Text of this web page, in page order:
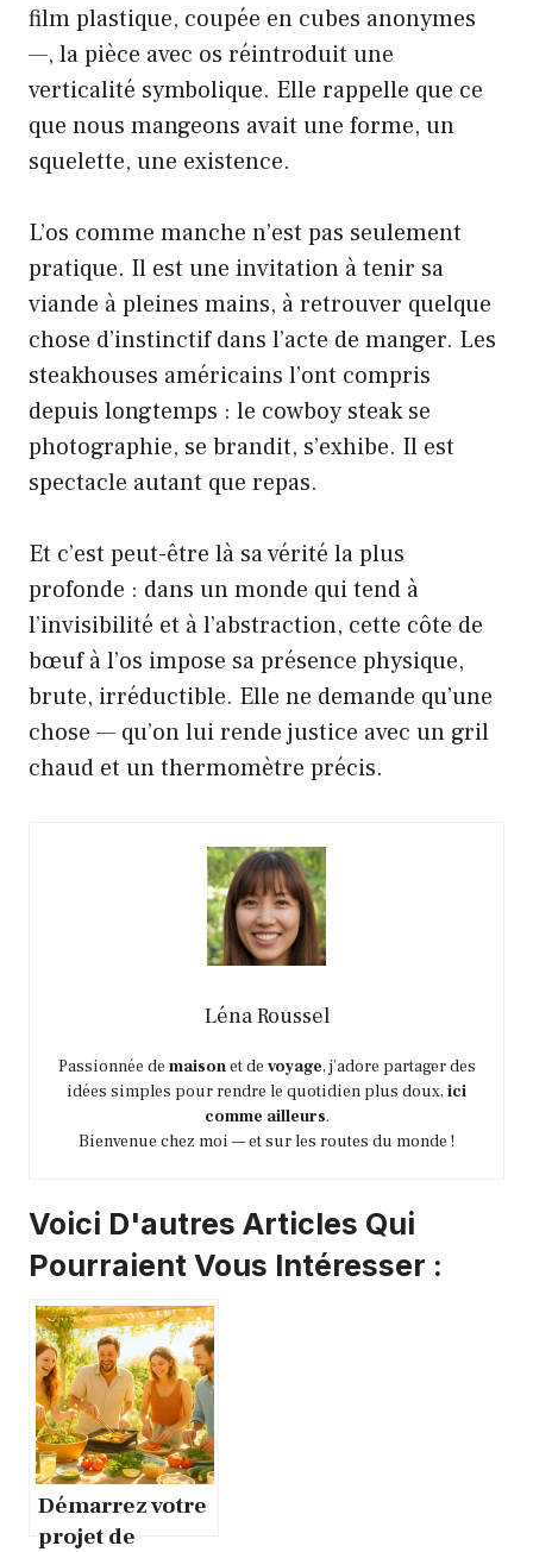
film plastique, coupée en cubes anonymes
—, la pièce avec os réintroduit une
verticalité symbolique. Elle rappelle que ce
que nous mangeons avait une forme, un
squelette, une existence.
L’os comme manche n’est pas seulement
pratique. Il est une invitation à tenir sa
viande à pleines mains, à retrouver quelque
chose d’instinctif dans l’acte de manger. Les
steakhouses américains l’ont compris
depuis longtemps : le cowboy steak se
photographie, se brandit, s’exhibe. Il est
spectacle autant que repas.
Et c’est peut-être là sa vérité la plus
profonde : dans un monde qui tend à
l’invisibilité et à l’abstraction, cette côte de
bœuf à l’os impose sa présence physique,
brute, irréductible. Elle ne demande qu’une
chose — qu’on lui rende justice avec un gril
chaud et un thermomètre précis.
Léna Roussel
Passionnée de maisonet de voyage, j’adore partager des
idées simples pour rendre le quotidien plus doux, ici
comme ailleurs.
Bienvenue chez moi — et sur les routes du monde !
Voici D'autres Articles Qui
Pourraient Vous Intéresser :
Démarrez votre
projet de